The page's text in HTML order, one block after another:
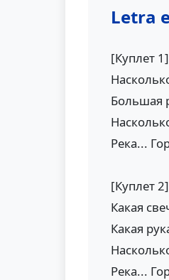
Letra
[Куплет 1]
Большая
Река...
[Куплет 2]
Какая
Какая
Река...